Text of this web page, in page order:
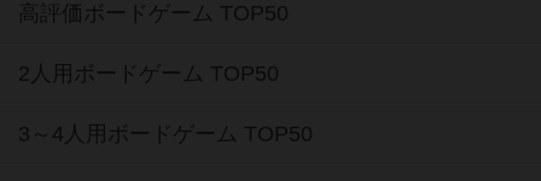
高評価ボードゲーム TOP50
2人用ボードゲーム TOP50
3～4人用ボードゲーム TOP50